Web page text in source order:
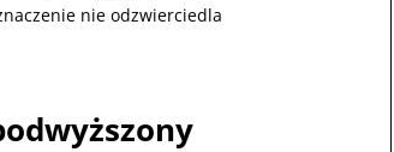
nie odzwierciedla